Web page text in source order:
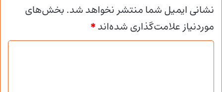
نشانی ایمیل شما منتشر نخواهد شد.بخش‌های
موردنیاز علامت‌گذاری شده‌اند*